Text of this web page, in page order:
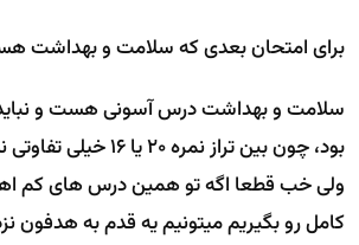
برای امتحان بعدی که سلامت و بهداشت
سلامت و بهداشت درس آسونی هست و
بود، چون بین تراز نمره 20 یا
ولی خب قطعا اگه تو همین درس های کم
کامل رو بگیریم میتونیم یه قدم به هدفون